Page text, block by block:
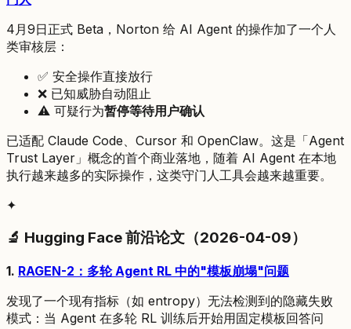
4月9日正式 Beta，Norton 给 AI Agent 的操作加了一个人
类审核层：
✅ 安全操作直接放行
❌ 已知威胁自动阻止
⚠️ 可疑行为暂停等待用户确认
已适配 Claude Code、Cursor 和 OpenClaw。这是「Agent
Trust Layer」概念的首个商业落地，随着 AI Agent 在本地
执行越来越多的实际操作，这类守门人工具会越来越重要。
✦
🔬 Hugging Face 前沿论文（2026-04-09）
1. RAGEN-2：多轮 Agent RL 中的"模板崩塌"问题
发现了一个现有指标（如 entropy）无法检测到的隐藏失败
模式：当 Agent 在多轮 RL 训练后开始用固定模板回答问